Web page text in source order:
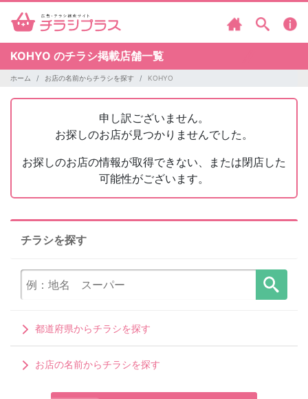
KOHYO のチラシ掲載店舗一覧
ホーム お店の名前からチラシを探す KOHYO
申し訳ございません。
お探しのお店が見つかりませんでした。
お探しのお店の情報が取得できない、または閉店した
可能性がございます。
チラシを探す
都道府県からチラシを探す
お店の名前からチラシを探す